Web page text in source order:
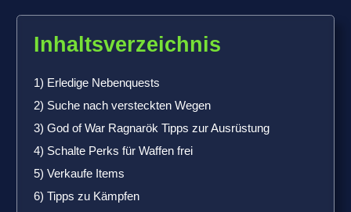
Inhaltsverzeichnis
1) Erledige Nebenquests
2) Suche nach versteckten Wegen
3) God of War Ragnarök Tipps zur Ausrüstung
4) Schalte Perks für Waffen frei
5) Verkaufe Items
6) Tipps zu Kämpfen